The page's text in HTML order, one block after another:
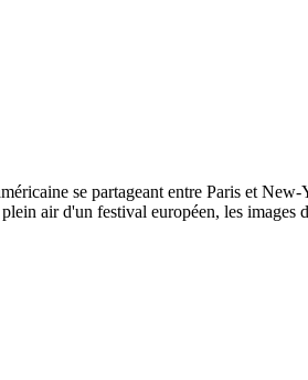
se partageant entre Paris et
air d'un festival européen, les images